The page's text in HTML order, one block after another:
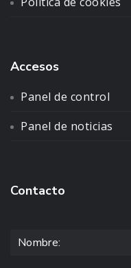
Accesos
Panel de control
Panel de noticias
Contacto